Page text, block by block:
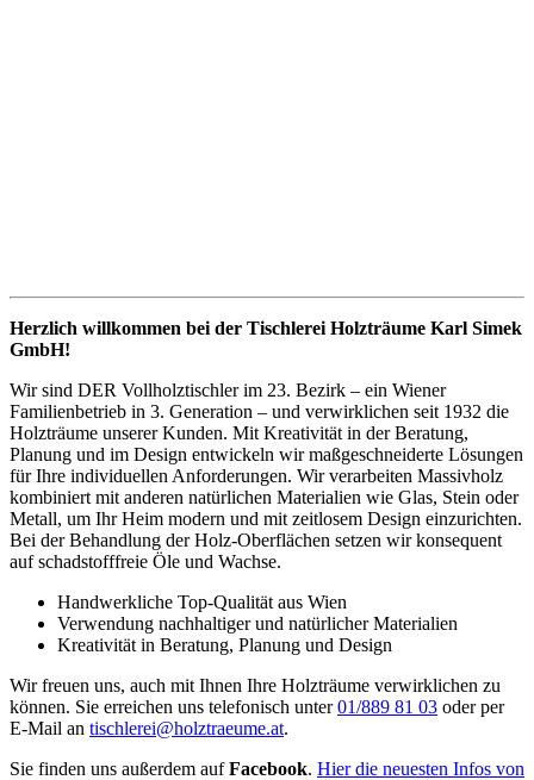
Herzlich willkommen bei der Tischlerei Holzträume Karl Simek
GmbH!
Wir sind DER Vollholztischler im 23. Bezirk – ein Wiener
Familienbetrieb in 3. Generation – und verwirklichen seit 1932 die
Holzträume unserer Kunden. Mit Kreativität in der Beratung,
Planung und im Design entwickeln wir maßgeschneiderte Lösungen
für Ihre individuellen Anforderungen. Wir verarbeiten Massivholz
kombiniert mit anderen natürlichen Materialien wie Glas, Stein oder
Metall, um Ihr Heim modern und mit zeitlosem Design einzurichten.
Bei der Behandlung der Holz-Oberflächen setzen wir konsequent
auf schadstofffreie Öle und Wachse.
Handwerkliche Top-Qualität aus Wien
Verwendung nachhaltiger und natürlicher Materialien
Kreativität in Beratung, Planung und Design
Wir freuen uns, auch mit Ihnen Ihre Holzträume verwirklichen zu
können. Sie erreichen uns telefonisch unter01/889 81 03 oder per
E-Mail an tischlerei@holztraeume.at.
Sie finden uns außerdem aufFacebook. Hier die neuesten Infos von